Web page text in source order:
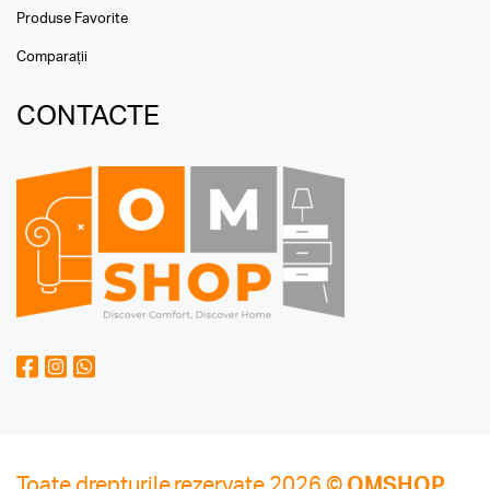
Produse Favorite
Comparații
CONTACTE